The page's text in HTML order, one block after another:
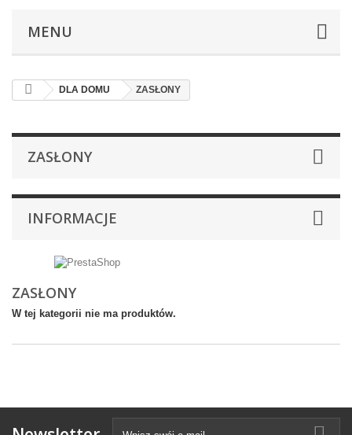
MENU
DLA DOMU ZASŁONY
ZASŁONY
INFORMACJE
ZASŁONY
W tej kategorii nie ma produktów.